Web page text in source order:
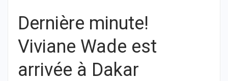
Dernière minute!
Viviane Wade est
arrivée à Dakar